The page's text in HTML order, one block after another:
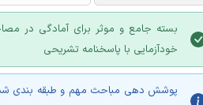
بسته جامع و موثر برای آمادگی در
خودآزمایی با پاسخنامه تشریحی
پوشش دهی مباحث مهم و طبقه بندی